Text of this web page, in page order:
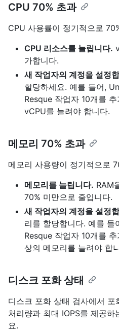
CPU 70% 초과
CPU 사용률이 정기적으로
CPU 리소스를 늘립니다.
가합니다.
새 작업자의 계정을 설정
할당하세요. 예를 들어,
Resque 작업자 10개를
vCPU를 늘려야 합니다.
메모리 70% 초과
메모리 사용량이 정기적으로
메모리를 늘립니다. RAM
70% 미만으로 줄입니다.
새 작업자의 계정을 설정
리를 할당합니다. 예를
Resque 작업자 10개를
상의 메모리를 늘려야 합
디스크 포화 상태
디스크 포화 상태 검사에서
처리량과 최대 IOPS를 제공
요.